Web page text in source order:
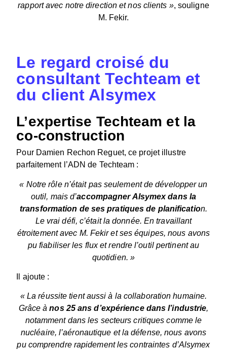
rapport avec notre direction et nos clients », souligne
M. Fekir.
Le regard croisé du
consultant Techteam et
du client Alsymex
L’expertise Techteam et la
co-construction
Pour Damien Rechon Reguet, ce projet illustre
parfaitement l’ADN de Techteam :
« Notre rôle n’était pas seulement de développer un
outil, mais d’accompagner Alsymex dans la
transformation de ses pratiques de planification.
Le vrai défi, c’était la donnée. En travaillant
étroitement avec M. Fekir et ses équipes, nous avons
pu fiabiliser les flux et rendre l’outil pertinent au
quotidien. »
Il ajoute :
« La réussite tient aussi à la collaboration humaine.
Grâce ànos 25 ans d’expérience dans l’industrie,
notamment dans les secteurs critiques comme le
nucléaire, l’aéronautique et la défense, nous avons
pu comprendre rapidement les contraintes d’Alsymex